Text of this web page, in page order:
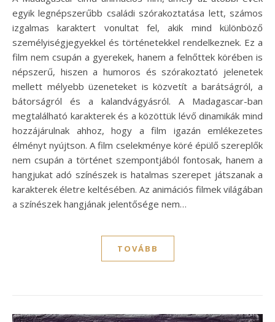
egyik legnépszerűbb családi szórakoztatása lett, számos
izgalmas karaktert vonultat fel, akik mind különböző
személyiségjegyekkel és történetekkel rendelkeznek. Ez a
film nem csupán a gyerekek, hanem a felnőttek körében is
népszerű, hiszen a humoros és szórakoztató jelenetek
mellett mélyebb üzeneteket is közvetít a barátságról, a
bátorságról és a kalandvágyásról. A Madagascar-ban
megtalálható karakterek és a közöttük lévő dinamikák mind
hozzájárulnak ahhoz, hogy a film igazán emlékezetes
élményt nyújtson. A film cselekménye köré épülő szereplők
nem csupán a történet szempontjából fontosak, hanem a
hangjukat adó színészek is hatalmas szerepet játszanak a
karakterek életre keltésében. Az animációs filmek világában
a színészek hangjának jelentősége nem…
TOVÁBB